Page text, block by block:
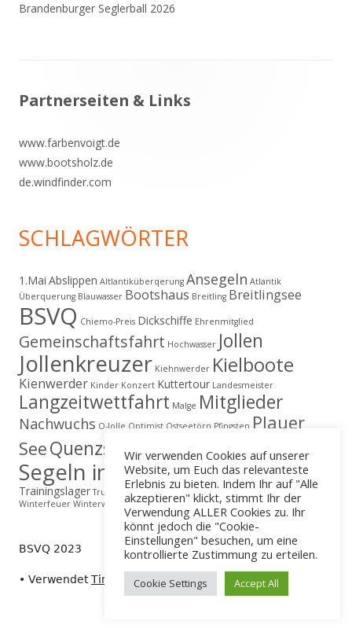
Brandenburger Seglerball 2026
Inhalt
Partnerseiten & Links
www.farbenvoigt.de
www.bootsholz.de
de.windfinder.com
SCHLAGWÖRTER
1.Mai Abslippen Altlantiküberqerung Ansegeln Atlantik
Überquerung Blauwasser Bootshaus Breitling Breitlingsee
BSVQ Chiemo-Preis Dickschiffe Ehrenmitglied
Gemeinschaftsfahrt Hochwasser Jollen
Jollenkreuzer Kiehnwerder Kielboote
Kienwerder Kinder Konzert Kuttertour Landesmeister
Langzeitwettfahrt Malge Mitglieder
Nachwuchs O-Jolle Optimist Ostseetörn Pfingsten Plauer
SeeQuenzseeRegatta Schäfer Segelerlebnis
Segeln in Brandenburg Till Eulenspiegel
Trainingslager True Love Vereinsvergüngen Wahveranstaltung
Winterfeuer Winterwanderung
BSVQ 2023
• VerwendetTiny Framework • Anmelden
Wir verwenden Cookies auf unserer
Website, um Euch das relevanteste
Erlebnis zu bieten. Indem Ihr auf "Alle
akzeptieren" klickt, stimmt Ihr der
Verwendung ALLER Cookies zu. Ihr
könnt jedoch die "Cookie-
Einstellungen" besuchen, um eine
kontrollierte Zustimmung zu erteilen.
Cookie Settings Accept All